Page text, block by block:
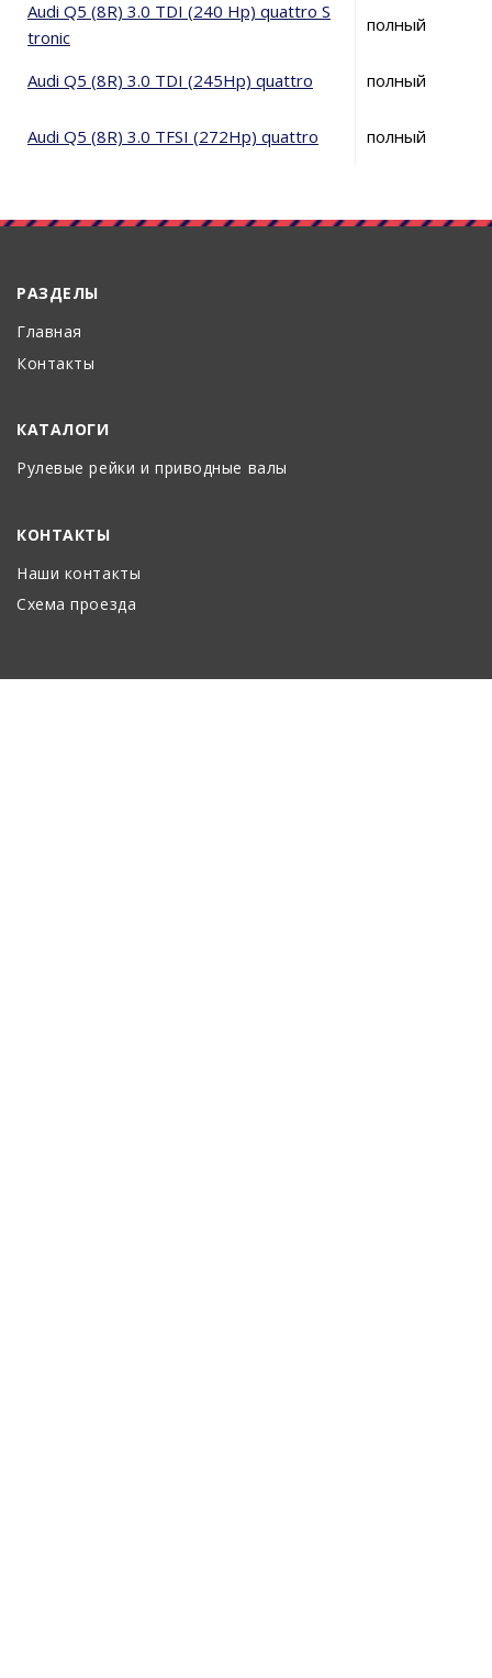
Audi Q5 (8R) 3.0 TDI (240 Hp) quattro S
tronic
полный
Audi Q5 (8R) 3.0 TDI (245Hp) quattro полный
Audi Q5 (8R) 3.0 TFSI (272Hp) quattro полный
РАЗДЕЛЫ
Главная
Контакты
КАТАЛОГИ
Рулевые рейки и приводные валы
КОНТАКТЫ
Наши контакты
Схема проезда